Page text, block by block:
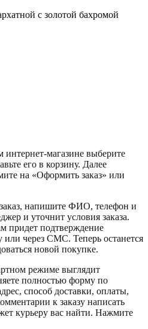
с золотой бахромой
магазине выберите
его в корзину. Далее
на «Оформить заказ» или
напишите ФИО, телефон и
и уточнит условия заказа.
придет подтверждение
или через СМС. Теперь останется
новой покупке.
режиме выглядит
полностью форму по
способ доставки, оплаты,
к заказу написать
курьеру вас найти. Нажмите